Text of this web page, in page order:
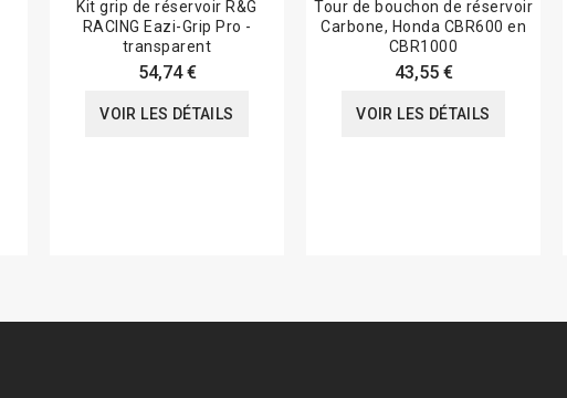
Kit grip de réservoir R&G
RACING Eazi-Grip Pro -
transparent
54,74 €
VOIR LES DÉTAILS
Tour de bouchon de réservoir
Carbone, Honda CBR600 en
CBR1000
43,55 €
VOIR LES DÉTAILS